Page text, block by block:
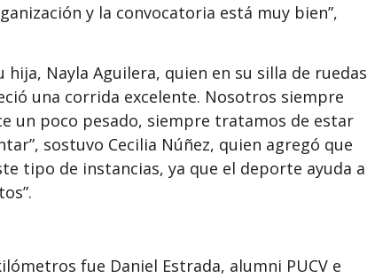
y la convocatoria está muy bien”,
Nayla Aguilera, quien en su silla de ruedas
una corrida excelente. Nosotros siempre
un poco pesado, siempre tratamos de estar
sostuvo Cecilia Núñez, quien agregó que
tipo de instancias, ya que el deporte ayuda a
fue Daniel Estrada, alumni PUCV e